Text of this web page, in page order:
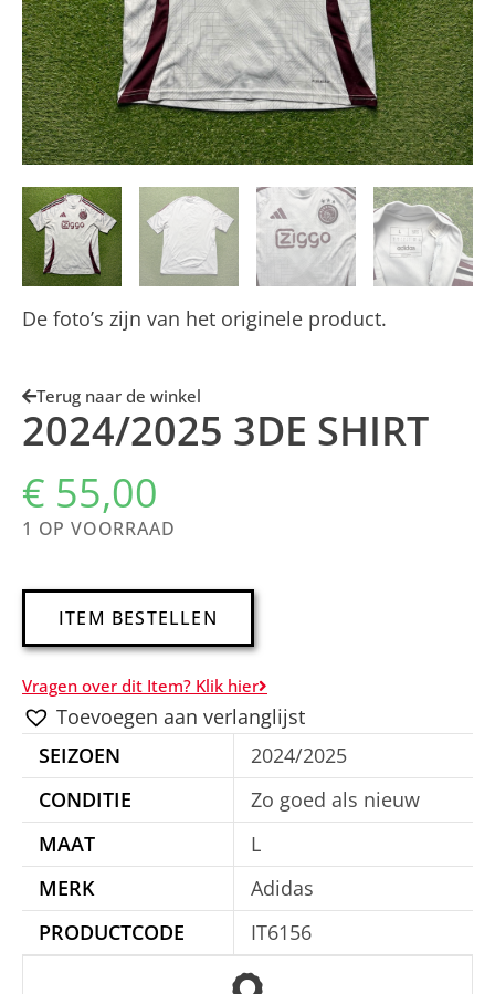
De foto’s zijn van het originele product.
Terug naar de winkel
2024/2025 3DE SHIRT
€ 55,00
1 OP VOORRAAD
ITEM BESTELLEN
e
r
n
a
t
i
v
e
:
Vragen over dit Item? Klik hier
Toevoegen aan verlanglijst
SEIZOEN
2024/2025
CONDITIE
Zo goed als nieuw
MAAT
L
MERK
Adidas
PRODUCTCODE
IT6156